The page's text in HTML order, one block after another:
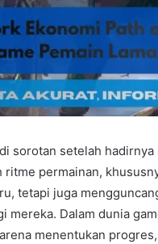
sorotan setelah
permainan,
tetapi juga
mereka. Dalam dunia
menentukan